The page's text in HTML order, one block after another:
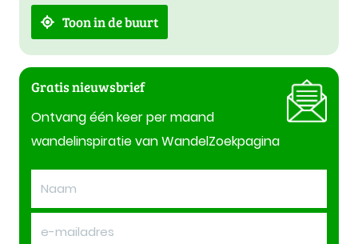
Toon in de buurt
Gratis nieuwsbrief
Ontvang één keer per maand
wandelinspiratie van WandelZoekpagina